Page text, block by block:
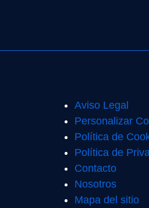
Aviso Legal
Personalizar
Política de
Política de
Contacto
Nosotros
Mapa del sitio